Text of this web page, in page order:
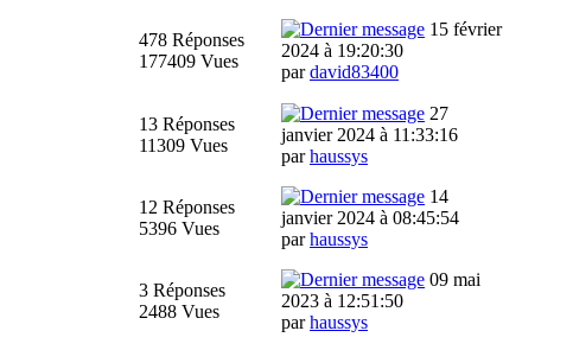
478 Réponses
177409 Vues
15 février
2024 à 19:20:30
pardavid83400
13 Réponses
11309 Vues
27
janvier 2024 à 11:33:16
parhaussys
12 Réponses
5396 Vues
14
janvier 2024 à 08:45:54
parhaussys
3 Réponses
2488 Vues
09 mai
2023 à 12:51:50
parhaussys